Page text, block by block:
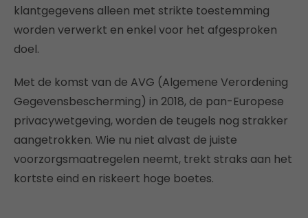
klantgegevens alleen met strikte toestemming
worden verwerkt en enkel voor het afgesproken
doel.
Met de komst van de AVG (Algemene Verordening
Gegevensbescherming) in 2018, de pan-Europese
privacywetgeving, worden de teugels nog strakker
aangetrokken. Wie nu niet alvast de juiste
voorzorgsmaatregelen neemt, trekt straks aan het
kortste eind en riskeert hoge boetes.